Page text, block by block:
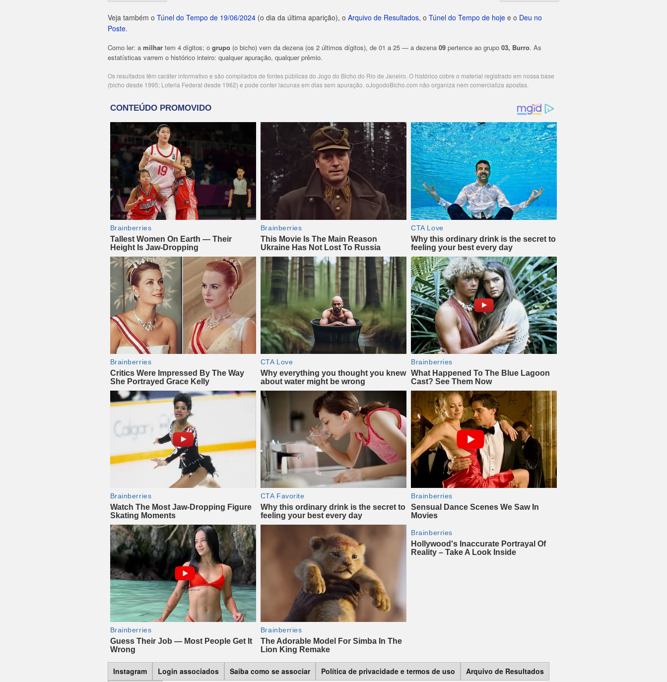
Veja também o Túnel do Tempo de 19/06/2024 (o dia da última aparição), o Arquivo de Resultados, o Túnel do Tempo de hoje e o Deu no
Poste.
Como ler: a milhar tem 4 dígitos; o grupo (o bicho) vem da dezena (os 2 últimos dígitos), de 01 a 25 — a dezena 09 pertence ao grupo 03, Burro. As
estatísticas varrem o histórico inteiro: qualquer apuração, qualquer prêmio.
Os resultados têm caráter informativo e são compilados de fontes públicas do Jogo do Bicho do Rio de Janeiro. O histórico cobre o material registrado em nossa base
(bicho desde 1995; Loteria Federal desde 1962) e pode conter lacunas em dias sem apuração. oJogodoBicho.com não organiza nem comercializa apostas.
Publicidade
Instagram Login associados Saiba como se associar Política de privacidade e termos de uso Arquivo de Resultados